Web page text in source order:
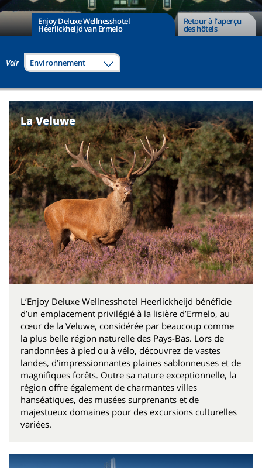
Enjoy Deluxe Wellnesshotel
Heerlickheijd van Ermelo
Retour à l'aperçu
des hôtels
Voir Environnement
La Veluwe
L’Enjoy Deluxe Wellnesshotel Heerlickheijd bénéficie
d’un emplacement privilégié à la lisière d’Ermelo, au
cœur de la Veluwe, considérée par beaucoup comme
la plus belle région naturelle des Pays-Bas. Lors de
randonnées à pied ou à vélo, découvrez de vastes
landes, d’impressionnantes plaines sablonneuses et de
magnifiques forêts. Outre sa nature exceptionnelle, la
région offre également de charmantes villes
hanséatiques, des musées surprenants et de
majestueux domaines pour des excursions culturelles
variées.